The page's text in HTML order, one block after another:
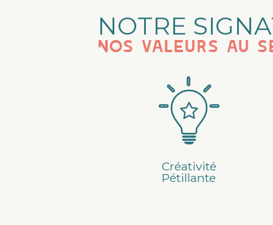
NOTRE
Nos valeurs au
Warning:
Créativité
Pétillante